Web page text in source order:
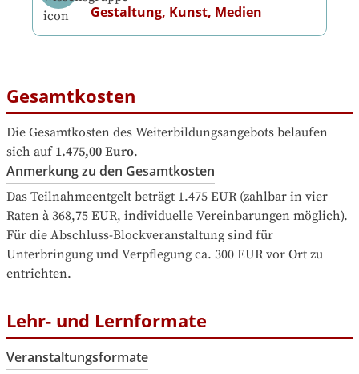
Gestaltung, Kunst, Medien
Gesamtkosten
Die Gesamtkosten des Weiterbildungsangebots belaufen
sich auf 1.475,00 Euro.
Anmerkung zu den Gesamtkosten
Das Teilnahmeentgelt beträgt 1.475 EUR (zahlbar in vier
Raten à 368,75 EUR, individuelle Vereinbarungen möglich).
Für die Abschluss-Blockveranstaltung sind für
Unterbringung und Verpflegung ca. 300 EUR vor Ort zu
entrichten.
Lehr- und Lernformate
Veranstaltungsformate